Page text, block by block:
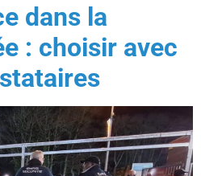
dans la
: choisir avec